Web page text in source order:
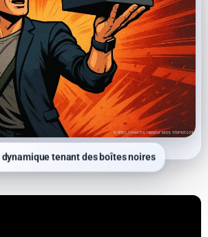
tenant des boîtes noires